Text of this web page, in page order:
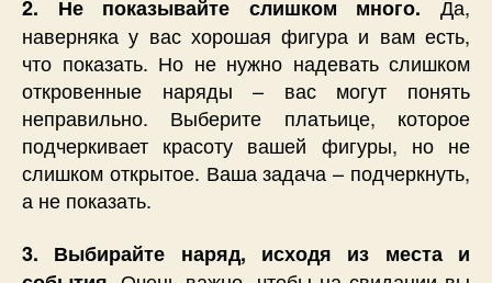
2. Не показывайте слишком много. Да,
наверняка у вас хорошая фигура и вам есть,
что показать. Но не нужно надевать слишком
откровенные наряды – вас могут понять
неправильно. Выберите платьице, которое
подчеркивает красоту вашей фигуры, но не
слишком открытое. Ваша задача – подчеркнуть,
а не показать.
3. Выбирайте наряд, исходя из места и